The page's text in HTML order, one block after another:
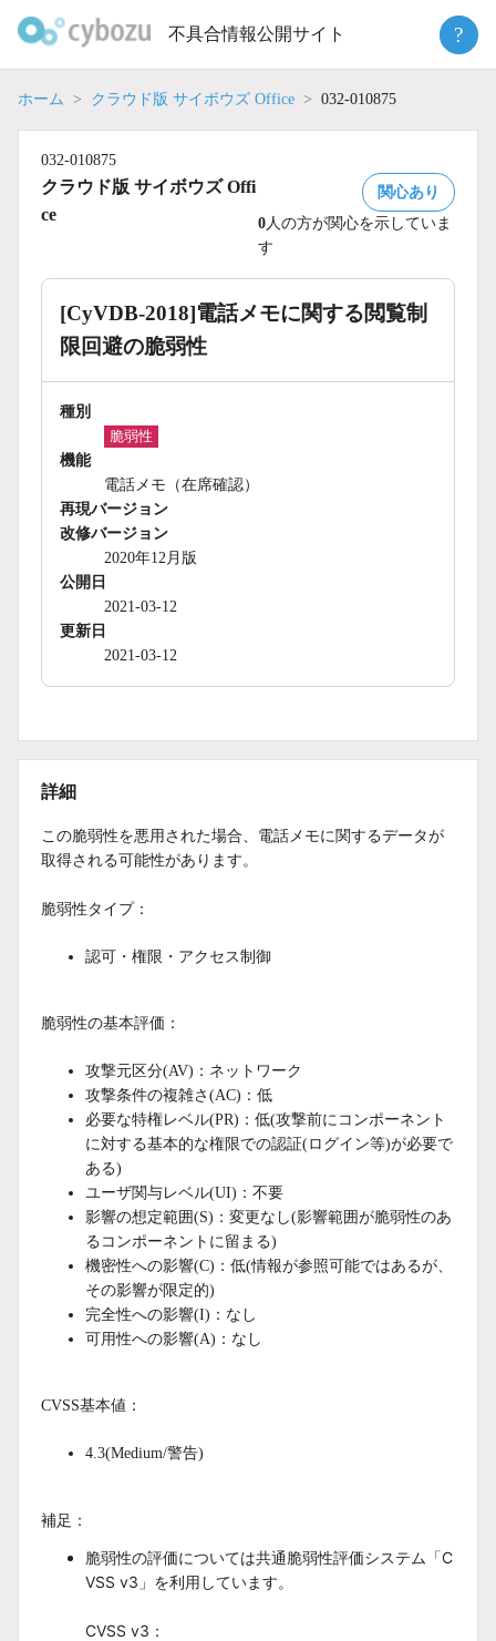
不具合情報公開サイト ?
ホーム クラウド版 サイボウズ Office 032-010875
032-010875
クラウド版 サイボウズ Offi
ce
関心あり
0人の方が関心を示していま
す
[CyVDB-2018]電話メモに関する閲覧制
限回避の脆弱性
種別
脆弱性
機能
電話メモ（在席確認）
再現バージョン
改修バージョン
2020年12月版
公開日
2021-03-12
更新日
2021-03-12
詳細
この脆弱性を悪用された場合、電話メモに関するデータが
取得される可能性があります。
脆弱性タイプ：
認可・権限・アクセス制御
脆弱性の基本評価：
攻撃元区分(AV)：ネットワーク
攻撃条件の複雑さ(AC)： 低
必要な特権レベル(PR)：低(攻撃前にコンポーネント
に対する基本的な権限での認証(ログイン等)が必要で
ある)
ユーザ関与レベル(UI)：不要
影響の想定範囲(S)：変更なし(影響範囲が脆弱性のあ
るコンポーネントに留まる)
機密性への影響(C)：低(情報が参照可能ではあるが、
その影響が限定的)
完全性への影響(I)：なし
可用性への影響(A)：なし
CVSS基本値：
4.3(Medium/警告)
補足：
脆弱性の評価については共通脆弱性評価システム「C
VSS v3」を利用しています。
CVSS v3：